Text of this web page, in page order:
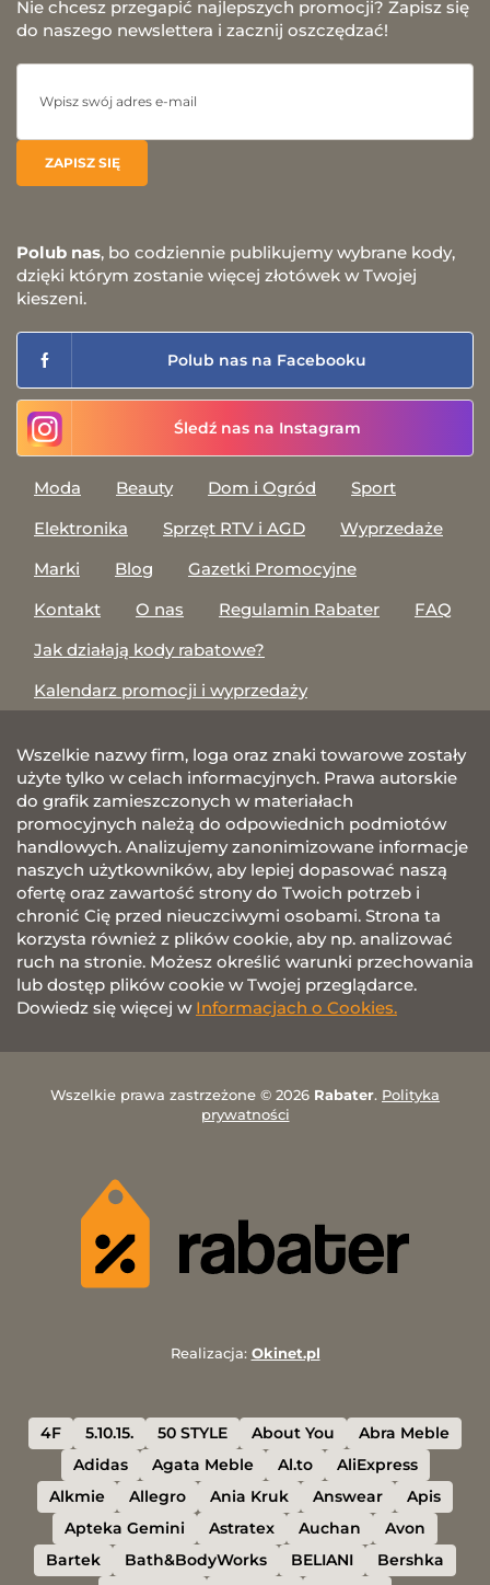
Nie chcesz przegapić najlepszych promocji? Zapisz się
do naszego newslettera i zacznij oszczędzać!
Polub nas, bo codziennie publikujemy wybrane kody,
dzięki którym zostanie więcej złotówek w Twojej
kieszeni.
Polub nas na Facebooku
Śledź nas na Instagram
Moda Beauty Dom i Ogród
Sport
Elektronika
Sprzęt RTV i AGD
Wyprzedaże
Marki
Blog
Gazetki Promocyjne
Kontakt
O nas Regulamin Rabater
FAQ
Jak działają kody rabatowe?
Kalendarz promocji i wyprzedaży
Wszelkie nazwy firm, loga oraz znaki towarowe zostały
użyte tylko w celach informacyjnych. Prawa autorskie
do grafik zamieszczonych w materiałach
promocyjnych należą do odpowiednich podmiotów
handlowych. Analizujemy zanonimizowane informacje
naszych użytkowników, aby lepiej dopasować naszą
ofertę oraz zawartość strony do Twoich potrzeb i
chronić Cię przed nieuczciwymi osobami. Strona ta
korzysta również z plików cookie, aby np. analizować
ruch na stronie. Możesz określić warunki przechowania
lub dostęp plików cookie w Twojej przeglądarce.
Dowiedz się więcej w Informacjach o Cookies.
Wszelkie prawa zastrzeżone © 2026 Rabater. Polityka
prywatności
Realizacja: Okinet.pl
4F 5.10.15. 50 STYLE About You
Abra Meble
Adidas
Agata Meble Al.to
AliExpress
Alkmie
Allegro Ania Kruk Answear
Apis
Apteka Gemini
Astratex Auchan
Avon
Bartek
Bath&BodyWorks BELIANI
Bershka